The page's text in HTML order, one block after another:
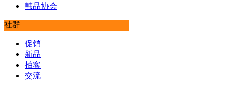
韩品协会
社群
促销
新品
拍客
交流